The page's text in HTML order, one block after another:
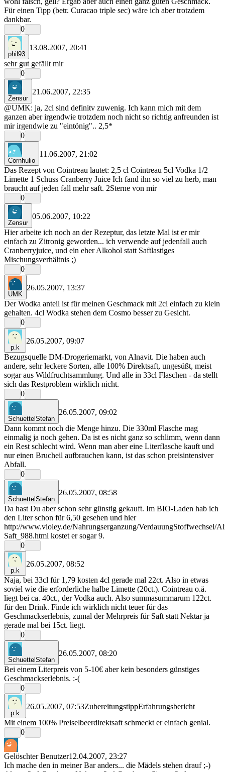
Für einen Tipp (betr. Curacao triple sec) wäre ich aber trotzdem
dankbar.
0
phil93
13.08.2007, 20:41
sehr gut gefällt mir
0
Zensur
21.06.2007, 22:35
@UMK: ja, 2cl sind definitv zuwenig. Ich kann mich mit dem
ganzen aber irgendwie trotzdem noch nicht so richtig anfreunden ist
mir irgendwie zu "eintönig".. 2,5*
0
Cornhulio
11.06.2007, 21:02
Das Rezept von Cointreau lautet: 2,5 cl Cointreau 5cl Vodka 1/2
Limette 1 Schuss Cranberry Juice Ich fand ihn so viel zu herb, man
braucht auf jeden fall mehr saft. 2Sterne von mir
0
Zensur
05.06.2007, 10:22
Hier arbeite ich noch an der Rezeptur, das letzte Mal ist er mir
einfach zu Zitronig geworden... ich verwende auf jedenfall auch
Cranberryjuice, und ein eher Alkohol statt Saftlastiges
Mischungsverhältnis ;)
0
UMK
26.05.2007, 13:37
Der Wodka anteil ist für meinen Geschmack mit 2cl einfach zu klein
gehalten. 4cl Wodka stehen dem Cosmo besser zu Gesicht.
0
p.k
26.05.2007, 09:07
Bezugsquelle DM-Drogeriemarkt, von Alnavit. Die haben auch
andere, sehr leckere Sorten, alle 100% Direktsaft, ungesüßt, meist
sogar aus Wildfruchtsammlung. Und alle in 33cl Flaschen - da stellt
sich das Restproblem wirklich nicht.
0
SchuettelStefan
26.05.2007, 09:02
Dann kommt noch die Menge hinzu. Die 330ml Flasche mag
einmalig ja noch gehen. Da ist es nicht ganz so schlimm, wenn dann
ein Rest schlecht wird. Wenn man aber eine Literflasche kauft und
nur einen Brucheil aufbrauchen kann, ist das schon preisintensiver
Abfall.
0
SchuettelStefan
26.05.2007, 08:58
Da hast Du aber schon sehr günstig gekauft. Im BIO-Laden hab ich
den Liter schon für 6,50 gesehen und hier
http://www.violey.de/Nahrungserganzung/VerdauungStoffwechsel/
Saft_988.html kostet er sogar 9.
0
p.k
26.05.2007, 08:52
Naja, bei 33cl für 1,79 kosten 4cl gerade mal 22ct. Also in etwas
soviel wie die erforderliche halbe Limette (20ct.). Cointreau o.ä.
liegt bei ca. 40ct., der Vodka auch. Also summasummarum 122ct.
für den Drink. Finde ich wirklich nicht teuer für das
Geschmackserlebnis, zumal der Mehrpreis für Saft statt Nektar ja
gerade mal bei 15ct. liegt.
0
SchuettelStefan
26.05.2007, 08:20
Bei einem Literpreis von 5-10€ aber kein besonders günstiges
Geschmackserlebnis. :-(
0
p.k
26.05.2007, 07:53ZubereitungstippErfahrungsbericht
Mit einem 100% Preiselbeerdirektsaft schmeckt er einfach genial.
0
Gelöschter Benutzer12.04.2007, 23:27
Ich mache den in meiner Bar anders... die Mädels stehen drauf ;-)